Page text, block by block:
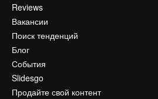
Reviews
Вакансии
Поиск тенденций
Блог
События
Slidesgo
Продайте свой контент